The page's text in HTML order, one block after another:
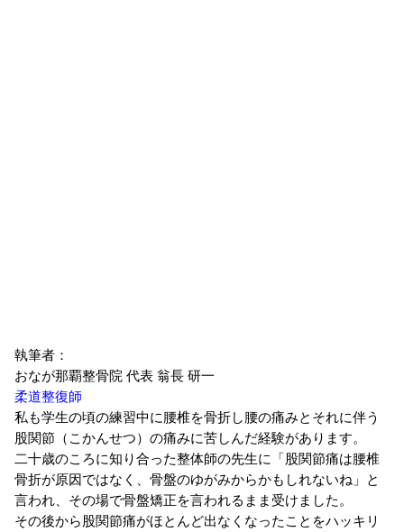
執筆者：
おなが那覇整骨院 代表 翁長 研一
柔道整復師
私も学生の頃の練習中に腰椎を骨折し腰の痛みとそれに伴う
股関節（こかんせつ）の痛みに苦しんだ経験があります。
二十歳のころに知り合った整体師の先生に「股関節痛は腰椎
骨折が原因ではなく、骨盤のゆがみからかもしれないね」と
言われ、その場で骨盤矯正を言われるまま受けました。
その後から股関節痛がほとんど出なくなったことをハッキリ